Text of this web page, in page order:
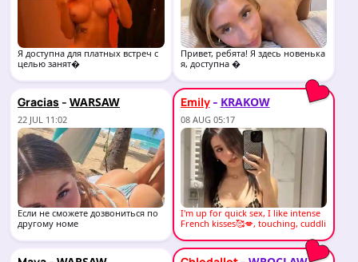
Я доступна для платных встреч с
целью занят�
Привет, ребята! Я здесь новенька
я, доступна �
Gracias - WARSAW
22 JUL 11:02
Если не сможете дозвониться по
другому номе
Emily- KRAKOW
08 AUG 05:17
I'm up for quick sex, I like intense
French kisses🥰💋, touching, cuddli